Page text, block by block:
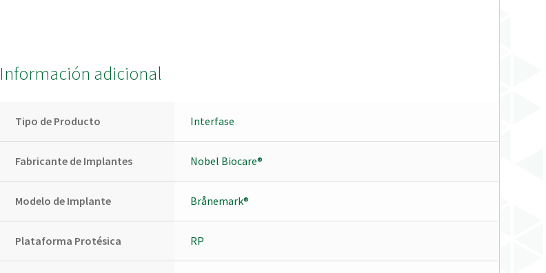
Información adicional
Tipo de Producto Interfase
Fabricante de Implantes Nobel Biocare®
Modelo de Implante Brånemark®
Plataforma Protésica RP